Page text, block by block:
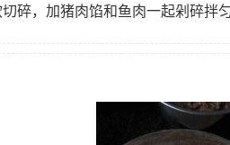
碎，加猪肉馅和鱼肉一起剁碎拌